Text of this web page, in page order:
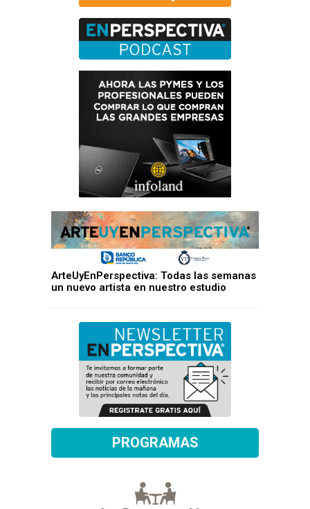
ArteUyEnPerspectiva: Todas las semanas
un nuevo artista en nuestro estudio
PROGRAMAS